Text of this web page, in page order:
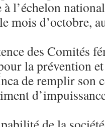
l’échelon national
mois d’octobre,
des Comités
la prévention
de remplir son